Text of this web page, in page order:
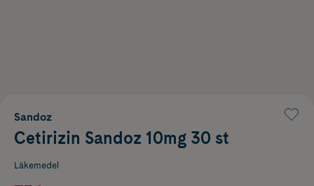
Sandoz
Cetirizin Sandoz 10mg 30 st
Läkemedel